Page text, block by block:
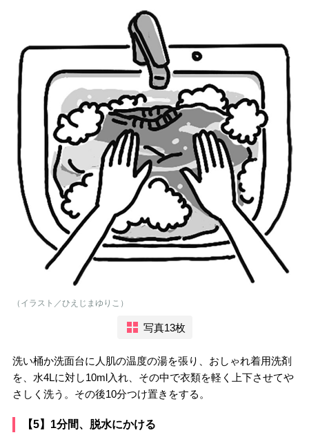
（イラスト／ひえじまゆりこ）
写真13枚
洗い桶か洗面台に人肌の温度の湯を張り、おしゃれ着用洗剤
を、水4Lに対し10ml入れ、その中で衣類を軽く上下させてや
さしく洗う。その後10分つけ置きをする。
【5】1分間、脱水にかける